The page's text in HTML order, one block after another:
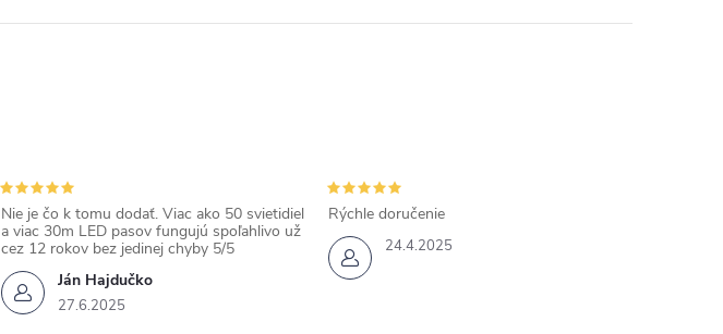
Ján Hajdučko
27.6.2025
Nie je čo k tomu dodať. Viac ako 50 svietidiel
a viac 30m LED pasov fungujú spoľahlivo už
cez 12 rokov bez jedinej chyby 5/5
24.4.2025
Rýchle doručenie